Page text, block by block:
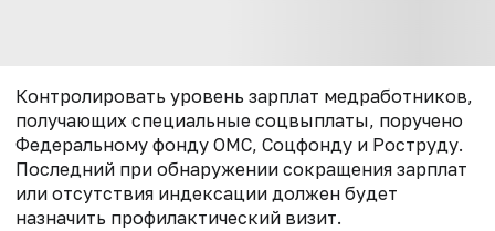
Контролировать уровень зарплат медработников,
получающих специальные соцвыплаты, поручено
Федеральному фонду ОМС, Соцфонду и Роструду.
Последний при обнаружении сокращения зарплат
или отсутствия индексации должен будет
назначить профилактический визит.